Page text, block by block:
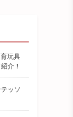
玩具
介！
ッソ